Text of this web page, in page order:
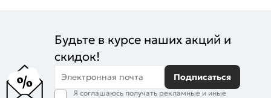
Будьте в курсе наших акций и
скидок!
Электронная почта Подписаться
Я соглашаюсь получать рекламные и иные